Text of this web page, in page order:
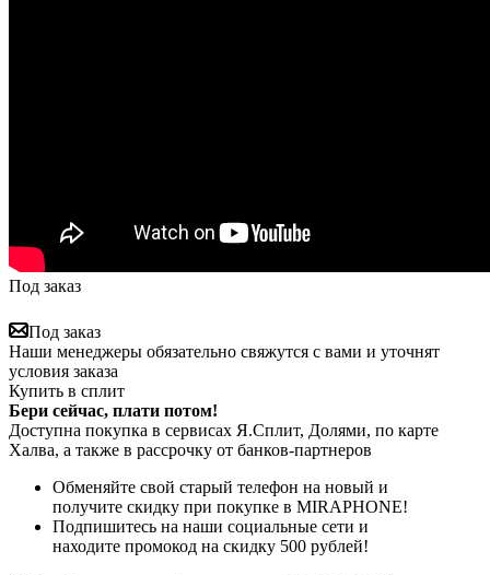
Под заказ
Под заказ
Наши менеджеры обязательно свяжутся с вами и уточнят
условия заказа
Купить в сплит
Бери сейчас, плати потом!
Доступна покупка в сервисах Я.Сплит, Долями, по карте
Халва, а также в рассрочку от банков-партнеров
Обменяйте свой старый телефон на новый и
получите скидку при покупке в MIRAPHONE!
Подпишитесь на наши социальные сети и
находите промокод на скидку 500 рублей!